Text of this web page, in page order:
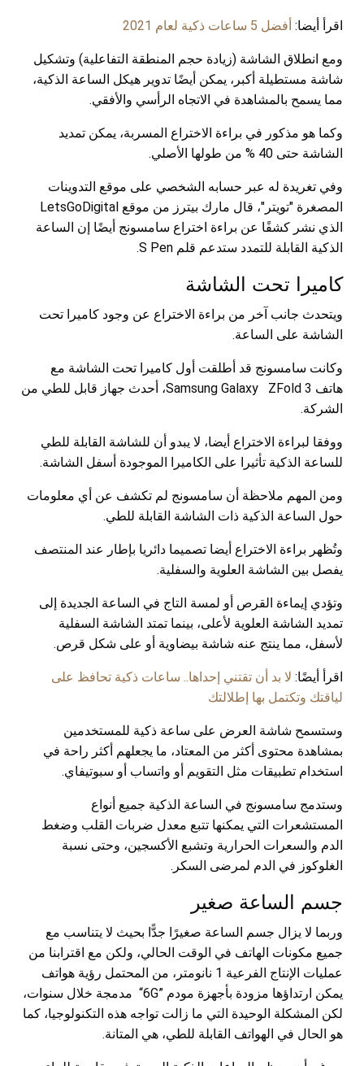
اقرأ أيضا: أفضل 5 ساعات ذكية لعام 2021
ومع انطلاق الشاشة (زيادة حجم المنطقة التفاعلية) وتشكيل
شاشة مستطيلة أكبر، يمكن أيضًا تدوير هيكل الساعة الذكية،
مما يسمح بالمشاهدة في الاتجاه الرأسي والأفقي.
وكما هو مذكور في براءة الاختراع المسربة، يمكن تمديد
الشاشة حتى 40 % من طولها الأصلي.
وفي تغريدة له عبر حسابه الشخصي على موقع التدوينات
المصغرة "تويتر"، قال مارك بيترز من موقع LetsGoDigital
الذي نشر كشفًا عن براءة اختراع سامسونج أيضًا إن الساعة
الذكية القابلة للتمدد ستدعم قلم S Pen.
كاميرا تحت الشاشة
ويتحدث جانب آخر من براءة الاختراع عن وجود كاميرا تحت
الشاشة على الساعة.
وكانت سامسونج قد أطلقت أول كاميرا تحت الشاشة مع
هاتف Samsung Galaxy ZFold 3، أحدث جهاز قابل للطي من
الشركة.
ووفقا لبراءة الاختراع أيضا، لا يبدو أن للشاشة القابلة للطي
للساعة الذكية تأثيرا على الكاميرا الموجودة أسفل الشاشة.
ومن المهم ملاحظة أن سامسونج لم تكشف عن أي معلومات
حول الساعة الذكية ذات الشاشة القابلة للطي.
وتُظهر براءة الاختراع أيضا تصميما دائريا بإطار عند المنتصف
يفصل بين الشاشة العلوية والسفلية.
وتؤدي إيماءة القرص أو لمسة التاج في الساعة الجديدة إلى
تمديد الشاشة العلوية لأعلى، بينما تمتد الشاشة السفلية
لأسفل، مما ينتج عنه شاشة بيضاوية أو على شكل قرص.
اقرأ أيضًا: لا بد أن تقتني إحداها.. ساعات ذكية تحافظ على
لياقتك وتكتمل بها إطلالتك
وستسمح شاشة العرض على ساعة ذكية للمستخدمين
بمشاهدة محتوى أكثر من المعتاد، ما يجعلهم أكثر راحة في
استخدام تطبيقات مثل التقويم أو واتساب أو سبوتيفاي.
وستدمج سامسونج في الساعة الذكية جميع أنواع
المستشعرات التي يمكنها تتبع معدل ضربات القلب وضغط
الدم والسعرات الحرارية وتشبع الأكسجين، وحتى نسبة
الغلوكوز في الدم لمرضى السكر.
جسم الساعة صغير
وربما لا يزال جسم الساعة صغيرًا جدًّا بحيث لا يتناسب مع
جميع مكونات الهاتف في الوقت الحالي، ولكن مع اقترابنا من
عمليات الإنتاج الفرعية 1 نانومتر، من المحتمل رؤية هواتف
يمكن ارتداؤها مزودة بأجهزة مودم ”6G“ مدمجة خلال سنوات،
لكن المشكلة الوحيدة التي ما زالت تواجه هذه التكنولوجيا، كما
هو الحال في الهواتف القابلة للطي، هي المتانة.